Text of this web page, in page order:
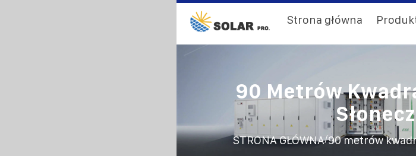
Strona główna
90 Metrów
STRONA GŁÓWNA/90 metrów